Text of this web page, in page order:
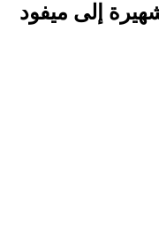
ميفود